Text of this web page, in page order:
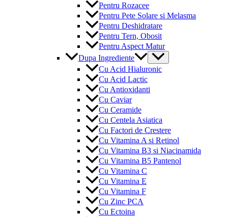
Pentru Rozacee
Pentru Pete Solare si Melasma
Pentru Deshidratare
Pentru Tern, Obosit
Pentru Aspect Matur
Dupa Ingrediente
Menu
Toggle
Cu Acid Hialuronic
Cu Acid Lactic
Cu Antioxidanti
Cu Caviar
Cu Ceramide
Cu Centela Asiatica
Cu Factori de Crestere
Cu Vitamina A si Retinol
Cu Vitamina B3 si Niacinamida
Cu Vitamina B5 Pantenol
Cu Vitamina C
Cu Vitamina E
Cu Vitamina F
Cu Zinc PCA
Cu Ectoina